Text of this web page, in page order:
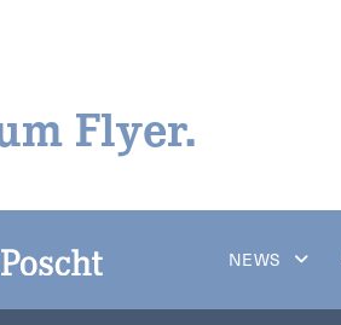
Flyer.
NEWS